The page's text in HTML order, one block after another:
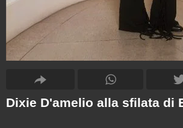
Dixie D'amelio alla sfilata di